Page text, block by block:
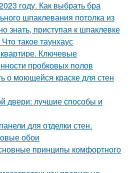
году. Как выбрать бра
шпаклевания потолка из
знать, приступая к шпаклевке
такое таунхаус
Ключевые
пробковых полов
о моющейся краске для стен
двери: лучшие способы и
для отделки стен.
обои
принципы комфортного